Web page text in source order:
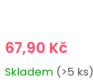
67,90 Kč
cena:
Skladem (>5 ks)